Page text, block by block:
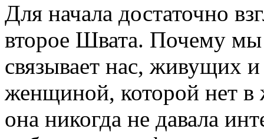
Для начала достаточно
второе Швата. Почему мы
связывает нас, живущих
женщиной, которой нет
она никогда не давала